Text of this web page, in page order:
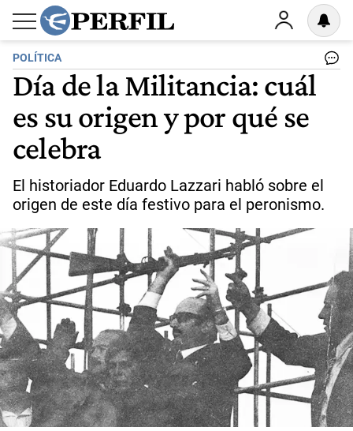
POLÍTICA
Día de la Militancia: cuál
es su origen y por qué se
celebra
El historiador Eduardo Lazzari habló sobre el
origen de este día festivo para el peronismo.